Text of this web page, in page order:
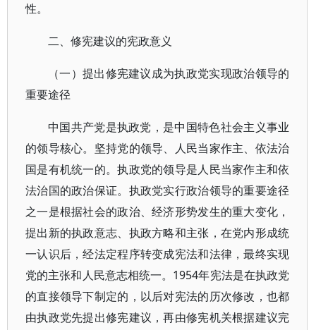
性。
二、修宪建议的宪政意义
（一）提出修宪建议成为执政党实现政治领导的
重要途径
中国共产党是执政党，是中国特色社会主义事业
的领导核心。坚持党的领导、人民当家作主、依法治
国是有机统一的。执政党的领导是人民当家作主和依
法治国的政治保证。执政党实行政治领导的重要途径
之一是根据社会的政治、经济形势发生的重大变化，
提出新的执政意志、执政方略和主张，在党内形成统
一认识后，经法定程序转变成宪法和法律，最终实现
党的主张和人民意志相统一。1954年宪法是在执政党
的直接领导下制定的，以后对宪法的历次修改，也都
由执政党先提出修宪建议，再由修宪机关根据建议完